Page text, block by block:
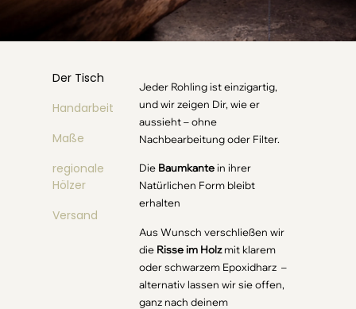
Der Tisch
Handarbeit
Maße
regionale
Hölzer
Versand
Jeder Rohling ist einzigartig,
und wir zeigen Dir, wie er
aussieht – ohne
Nachbearbeitung oder Filter.
Die Baumkantein ihrer
Natürlichen Form bleibt
erhalten
Aus Wunsch verschließen wir
die Risse im Holzmit klarem
oder schwarzem Epoxidharz –
alternativ lassen wir sie offen,
ganz nach deinem